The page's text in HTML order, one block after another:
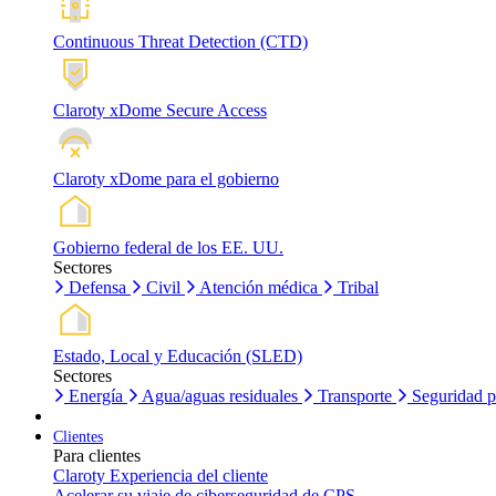
Continuous Threat Detection (CTD)
Claroty xDome Secure Access
Claroty xDome para el gobierno
Gobierno federal de los EE. UU.
Sectores
Defensa
Civil Atención médica Tribal
Estado, Local y Educación (SLED)
Sectores
Energía
Agua/aguas residuales Transporte Seguridad
Clientes
Para clientes
Claroty Experiencia del cliente